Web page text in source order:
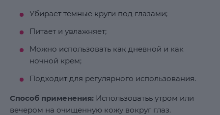
Убирает темные круги под глазами;
Питает и увлажняет;
Можно использовать как дневной и как
ночной крем;
Подходит для регулярного использования.
Способ применения: Использоватьь утром или
вечером на очищенную кожу вокруг глаз.